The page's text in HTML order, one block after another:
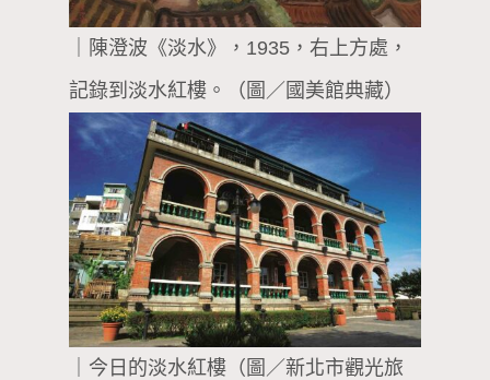
｜陳澄波《淡水》，1935，右上方處，
記錄到淡水紅樓。（圖／國美館典藏）
｜今日的淡水紅樓（圖／新北市觀光旅